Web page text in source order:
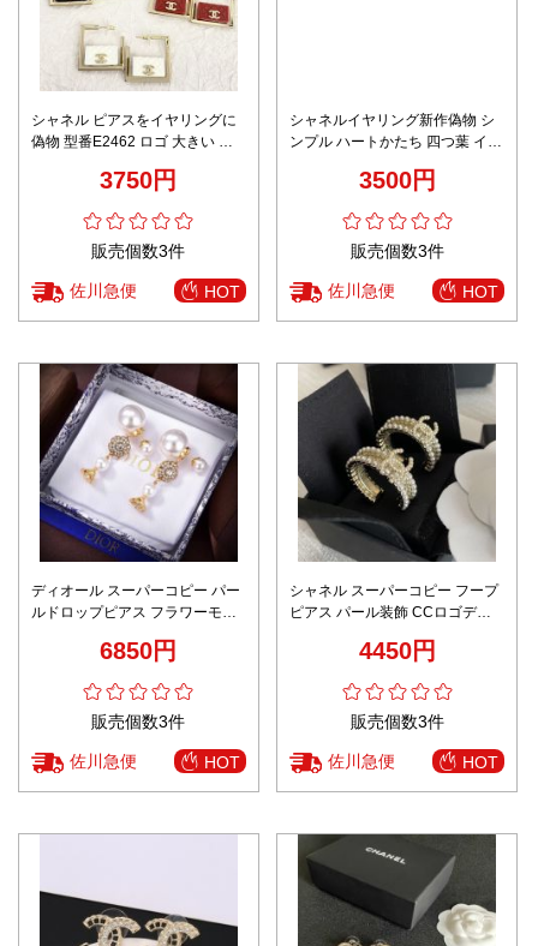
シャネル ピアスをイヤリングに
偽物 型番E2462 ロゴ 大きい 方
の 3色可選3750円
販売個数3件
佐川急便 HOT
シャネルイヤリング新作偽物 シ
ンプル ハートかたち 四つ葉 イヤ
3500円
販売個数3件
佐川急便 HOT
ディオール スーパーコピー パー
ルドロップピアス フラワーモチ
6850円
販売個数3件
佐川急便 HOT
シャネル スーパーコピー フープ
ピアス パール装飾 CCロゴデザ
ピーター多数4450円
販売個数3件
佐川急便 HOT